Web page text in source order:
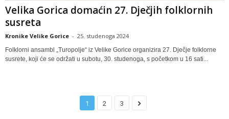
Velika Gorica domaćin 27. Dječjih folklornih
susreta
Kronike Velike Gorice - 25. studenoga 2024
Folklorni ansambl „Turopolje“ iz Velike Gorice organizira 27. Dječje folklorne
susrete, koji će se održati u subotu, 30. studenoga, s početkom u 16 sati...
1 2 3